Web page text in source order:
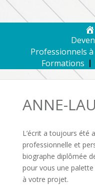
Professionnels
Formations
ANNE-
L’écrit a toujours été
professionnelle et
biographe diplômée
pour vous une palette
à votre projet.